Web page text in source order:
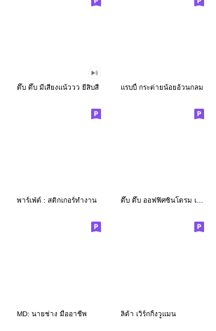
ดึ๊บ ดึ๊บ มีเสียงแน้ววว ยี่สิบสี่ แรบบี้ กระต่ายน้อยอ้วนกลม
พาร์เฟ่ต์ : สติกเกอร์ทำงาน ดึ๊บ ดึ๊บ ออฟฟิศซินโดรม เจ็ด
MD: นายช่าง มืออาชีพ ลิต้า เวิร์กกิ้งวูแมน